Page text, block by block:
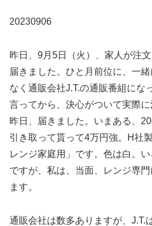
20230906
昨日、9月5日（火）、家人が注
届きました。ひと月前位に、一
なく通販会社J.T.の通販番組にな
言ってから、決心がついて実際に
昨日、届きました。いまある、
引き取って貰って4万円強。H社
レンジ家庭用」です。色は白。
ですが、私は、当面、レンジ専
ます。
通販会社は数多ありますが、J.T.